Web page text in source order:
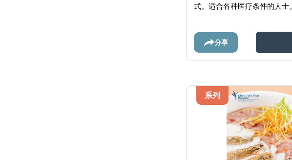
式。适合各种医疗条件的人士。
分享
系列